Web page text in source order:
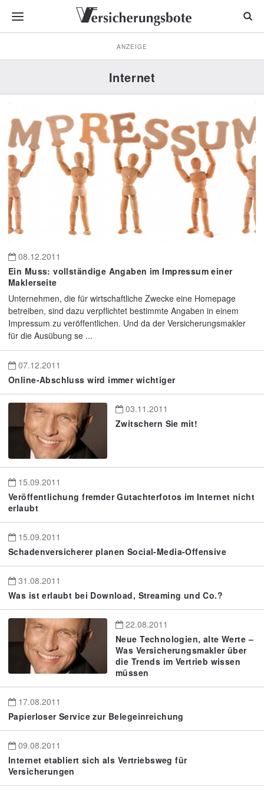
ANZEIGE
Internet
08.12.2011
Ein Muss: vollständige Angaben im Impressum einer
Maklerseite
Unternehmen, die für wirtschaftliche Zwecke eine Homepage
betreiben, sind dazu verpflichtet bestimmte Angaben in einem
Impressum zu veröffentlichen. Und da der Versicherungsmakler
für die Ausübung se ...
07.12.2011
Online-Abschluss wird immer wichtiger
03.11.2011
Zwitschern Sie mit!
15.09.2011
Veröffentlichung fremder Gutachterfotos im Internet nicht
erlaubt
15.09.2011
Schadenversicherer planen Social-Media-Offensive
31.08.2011
Was ist erlaubt bei Download, Streaming und Co.?
22.08.2011
Neue Technologien, alte Werte –
Was Versicherungsmakler über
die Trends im Vertrieb wissen
müssen
17.08.2011
Papierloser Service zur Belegeinreichung
09.08.2011
Internet etabliert sich als Vertriebsweg für
Versicherungen